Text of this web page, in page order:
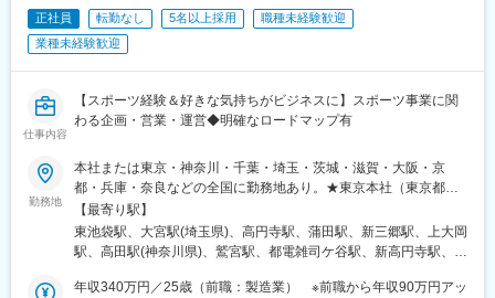
正社員 転勤なし 5名以上採用
職種未経験歓迎
業種未経験歓迎
仕事内容
【スポーツ経験＆好きな気持ちがビジネスに】スポーツ事業に関
わる企画・営業・運営◆明確なロードマップ有
勤務地
本社または東京・神奈川・千葉・埼玉・茨城・滋賀・大阪・京
都・兵庫・奈良などの全国に勤務地あり。★東京本社（東京都豊
島区）／転勤なし！U・Iターン歓迎★■東京都豊島区東池袋1-25-6
PMO池袋8階◎池袋駅徒歩5分！複数路線利用可能でアクセス良
好！■東北支店〒983-0852宮城県仙台市宮城野区榴岡3-4-1 アゼ
1H1O梅田茶屋町606■中部支店〒460-0008愛知県名古屋市中区栄
【最寄り駅】
東池袋駅、大宮駅(埼玉県)、高円寺駅、蒲田駅、新三郷駅、上大岡
駅、高田駅(神奈川県)、鷲宮駅、都電雑司ケ谷駅、新高円寺駅、蓮
年収340万円／25歳（前職：製造業） ※前職から年収90万円アッ